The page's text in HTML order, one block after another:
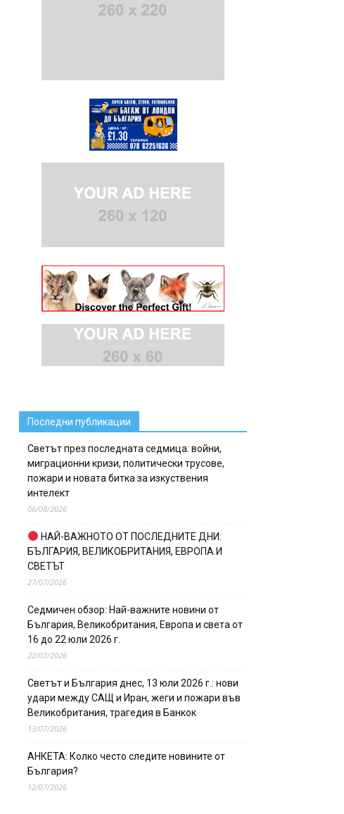
Последни публикации
Светът през последната седмица: войни,
миграционни кризи, политически трусове,
пожари и новата битка за изкуствения
интелект
06/08/2026
НАЙ-ВАЖНОТО ОТ ПОСЛЕДНИТЕ ДНИ:
БЪЛГАРИЯ, ВЕЛИКОБРИТАНИЯ, ЕВРОПА И
СВЕТЪТ
27/07/2026
Седмичен обзор: Най-важните новини от
България, Великобритания, Европа и света от
16 до 22 юли 2026 г.
22/07/2026
Светът и България днес, 13 юли 2026 г.: нови
удари между САЩ и Иран, жеги и пожари във
Великобритания, трагедия в Банкок
13/07/2026
АНКЕТА: Колко често следите новините от
България?
12/07/2026